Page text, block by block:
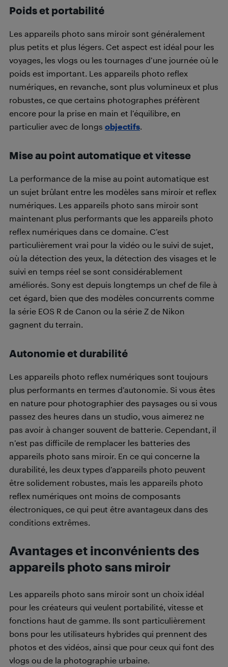
Poids et portabilité
Les appareils photo sans miroir sont généralement
plus petits et plus légers. Cet aspect est idéal pour les
voyages, les vlogs ou les tournages d’une journée où le
poids est important. Les appareils photo reflex
numériques, en revanche, sont plus volumineux et plus
robustes, ce que certains photographes préfèrent
encore pour la prise en main et l’équilibre, en
particulier avec de longs objectifs.
Mise au point automatique et vitesse
La performance de la mise au point automatique est
un sujet brûlant entre les modèles sans miroir et reflex
numériques. Les appareils photo sans miroir sont
maintenant plus performants que les appareils photo
reflex numériques dans ce domaine. C’est
particulièrement vrai pour la vidéo ou le suivi de sujet,
où la détection des yeux, la détection des visages et le
suivi en temps réel se sont considérablement
améliorés. Sony est depuis longtemps un chef de file à
cet égard, bien que des modèles concurrents comme
la série EOS R de Canon ou la série Z de Nikon
gagnent du terrain.
Autonomie et durabilité
Les appareils photo reflex numériques sont toujours
plus performants en termes d’autonomie. Si vous êtes
en nature pour photographier des paysages ou si vous
passez des heures dans un studio, vous aimerez ne
pas avoir à changer souvent de batterie. Cependant, il
n’est pas difficile de remplacer les batteries des
appareils photo sans miroir. En ce qui concerne la
durabilité, les deux types d’appareils photo peuvent
être solidement robustes, mais les appareils photo
reflex numériques ont moins de composants
électroniques, ce qui peut être avantageux dans des
conditions extrêmes.
Avantages et inconvénients des
appareils photo sans miroir
Les appareils photo sans miroir sont un choix idéal
pour les créateurs qui veulent portabilité, vitesse et
fonctions haut de gamme. Ils sont particulièrement
bons pour les utilisateurs hybrides qui prennent des
photos et des vidéos, ainsi que pour ceux qui font des
vlogs ou de la photographie urbaine.